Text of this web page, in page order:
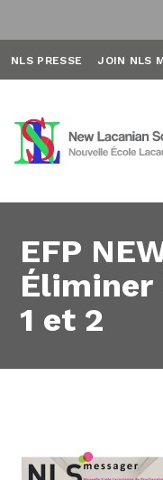
NLS PRESSE JOIN NLS
EFP
Éliminer
1 et 2